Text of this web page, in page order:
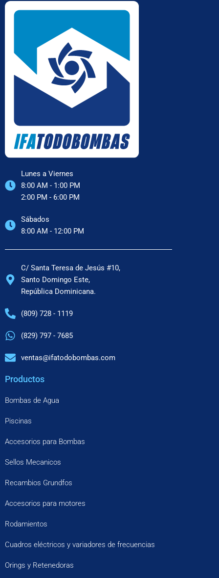
Lunes a Viernes
8:00 AM - 1:00 PM
2:00 PM - 6:00 PM
Sábados
8:00 AM - 12:00 PM
C/ Santa Teresa de Jesús #10,
Santo Domingo Este,
República Dominicana.
(809) 728 - 1119
(829) 797 - 7685
ventas@ifatodobombas.com
Productos
Bombas de Agua
Piscinas
Accesorios para Bombas
Sellos Mecanicos
Recambios Grundfos
Accesorios para motores
Rodamientos
Cuadros eléctricos y variadores de frecuencias
Orings y Retenedoras